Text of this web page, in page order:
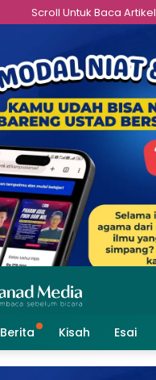
Scroll Untuk Baca Artikel
Berita Kisah Esai